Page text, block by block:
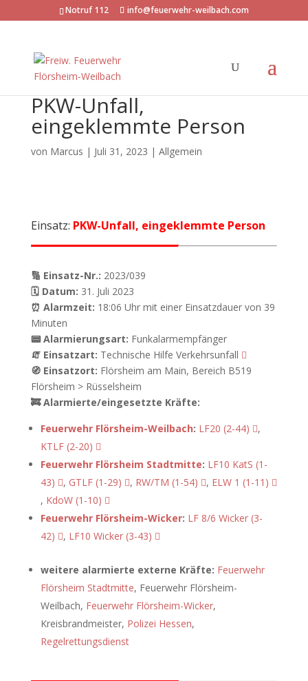
Notruf 112 info@feuerwehr-weilbach.com
PKW-Unfall,
eingeklemmte Person
von Marcus | Juli 31, 2023 | Allgemein
Einsatz: PKW-Unfall, eingeklemmte Person
🔢 Einsatz-Nr.: 2023/039
🗓 Datum: 31. Juli 2023
⏰ Alarmzeit: 18:06 Uhr mit einer Einsatzdauer von 39
Minuten
📟 Alarmierungsart: Funkalarmempfänger
🧯 Einsatzart: Technische Hilfe Verkehrsunfall
🧭 Einsatzort: Flörsheim am Main, Bereich B519
Flörsheim > Rüsselsheim
🚒 Alarmierte/eingesetzte Kräfte:
Feuerwehr Flörsheim-Weilbach: LF20 (2-44)
,
KTLF (2-20)
Feuerwehr Flörsheim Stadtmitte: LF10 KatS (1-
43)
, GTLF (1-29) , RW/TM (1-54) , ELW 1 (1-11)
, KdoW (1-10)
Feuerwehr Flörsheim-Wicker: LF 8/6 Wicker (3-
42)
, LF10 Wicker (3-43)
weitere alarmierte externe Kräfte: Feuerwehr
Flörsheim Stadtmitte, Feuerwehr Flörsheim-
Weilbach, Feuerwehr Flörsheim-Wicker,
Kreisbrandmeister, Polizei Hessen,
Regelrettungsdienst